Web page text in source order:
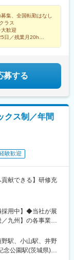
駅、萩山駅、新御
)、富士宮駅、三宮
神明駅、虎ノ門駅、
田駅(阪神線)、相川
、大森駅(東京都)、
、東大手駅、溝の口
黄金町駅、東神奈川
、小川町駅(東京
川橋駅、久寿川
店【本社】〒440-
鉄道市内線乗車
所あり
)、湯島駅、石川町
健軍校前駅、御茶
八丁馬場駅
集、全国転勤はなし
ラス
大歓迎
日／残業月20h
募する
クス制／年間
験歓迎
貢献できる】研修充
採用中】◆当社が展
九州】の各事業所
海道】北海道【関
都圏】東京／埼玉
／愛知／三重／岐
駅、小山駅、井野
念公園駅(茨城県)、